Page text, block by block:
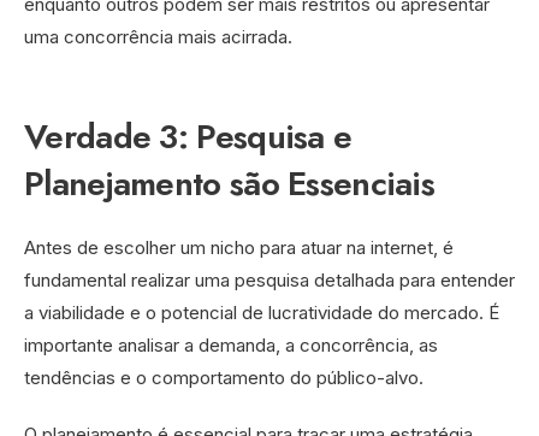
uma concorrência mais acirrada.
Verdade 3: Pesquisa e
Planejamento são Essenciais
Antes de escolher um nicho para atuar na internet, é
fundamental realizar uma pesquisa detalhada para entender
a viabilidade e o potencial de lucratividade do mercado. É
importante analisar a demanda, a concorrência, as
tendências e o comportamento do público-alvo.